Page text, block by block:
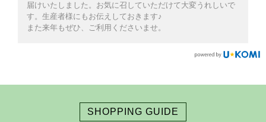
届けいたしました。お気に召していただけて大変うれしいで
す。生産者様にもお伝えしておきます♪
また来年もぜひ、ご利用くださいませ。
SHOPPING GUIDE